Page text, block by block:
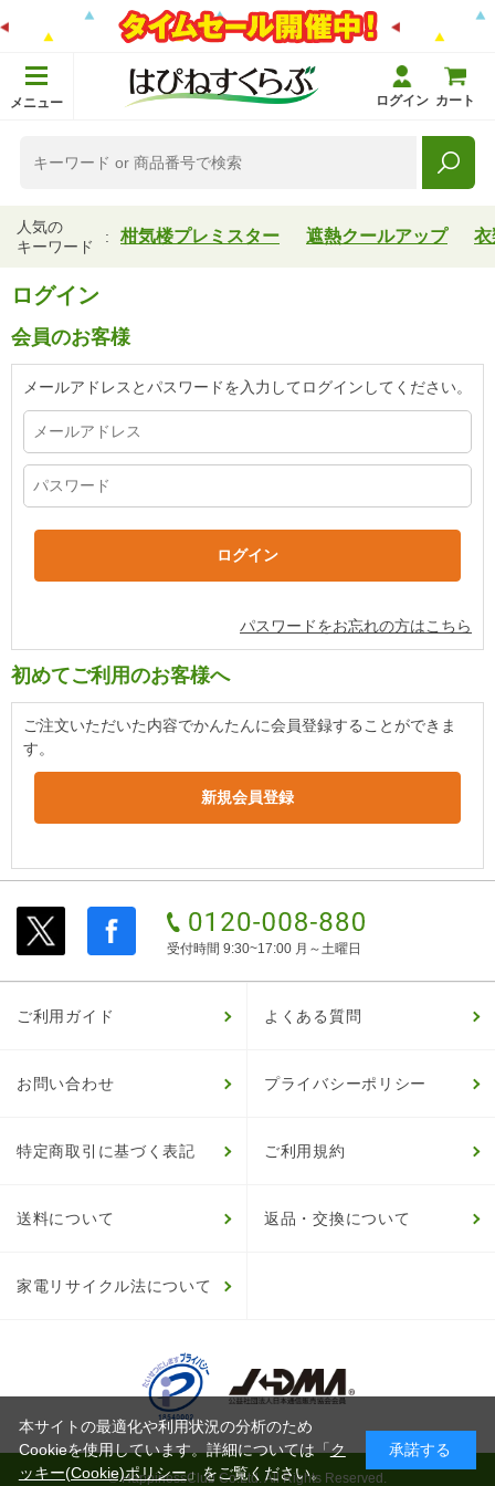
メニュー ログイン カート
人気の
キーワード
柑気楼プレミスター 遮熱クールアップ 衣
ログイン
会員のお客様
メールアドレスとパスワードを入力してログインしてください。
パスワードをお忘れの方はこちら
初めてご利用のお客様へ
ご注文いただいた内容でかんたんに会員登録することができま
す。
受付時間 9:30~17:00 月～土曜日
ご利用ガイド よくある質問
お問い合わせ プライバシーポリシー
特定商取引に基づく表記 ご利用規約
送料について 返品・交換について
家電リサイクル法について
© HappinessClub Co.Ltd. All Rights Reserved.
本サイトの最適化や利用状況の分析のため
Cookieを使用しています。詳細については「ク
ッキー(Cookie)ポリシー」をご覧ください。
承諾する